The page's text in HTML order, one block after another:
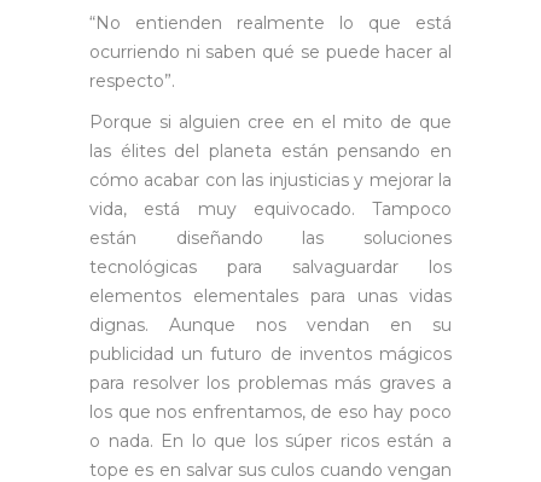
“No entienden realmente lo que está
ocurriendo ni saben qué se puede hacer al
respecto”.
Porque si alguien cree en el mito de que
las élites del planeta están pensando en
cómo acabar con las injusticias y mejorar la
vida, está muy equivocado. Tampoco
están diseñando las soluciones
tecnológicas para salvaguardar los
elementos elementales para unas vidas
dignas. Aunque nos vendan en su
publicidad un futuro de inventos mágicos
para resolver los problemas más graves a
los que nos enfrentamos, de eso hay poco
o nada. En lo que los súper ricos están a
tope es en salvar sus culos cuando vengan